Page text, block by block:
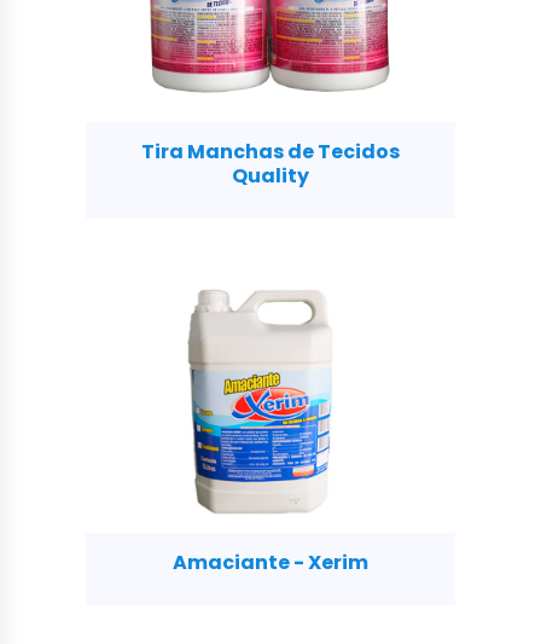
Tira Manchas de Tecidos
Quality
Amaciante - Xerim